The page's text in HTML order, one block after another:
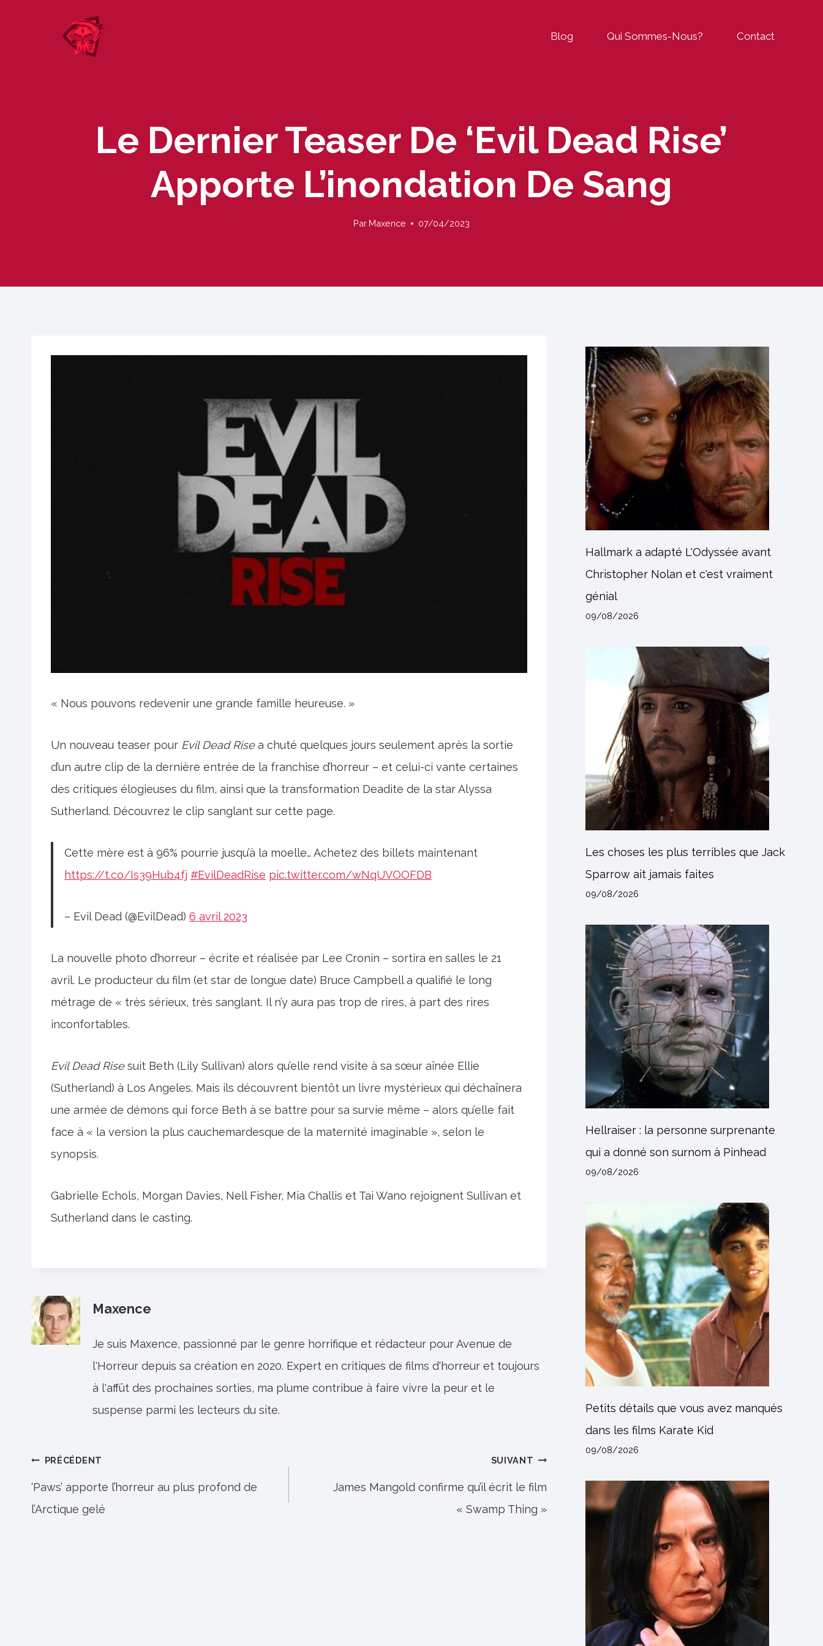
Blog Qui Sommes-Nous? Contact
Le Dernier Teaser De ‘Evil Dead Rise’
Apporte L’inondation De Sang
Par Maxence 07/04/2023
« Nous pouvons redevenir une grande famille heureuse. »
Un nouveau teaser pour Evil Dead Risea chuté quelques jours seulement après la sortie
d’un autre clip de la dernière entrée de la franchise d’horreur – et celui-ci vante certaines
des critiques élogieuses du film, ainsi que la transformation Deadite de la star Alyssa
Sutherland. Découvrez le clip sanglant sur cette page.
Cette mère est à 96% pourrie jusqu’à la moelle… Achetez des billets maintenant
https://t.co/Is39Hub4fj #EvilDeadRise pic.twitter.com/wNqUVOOFDB
– Evil Dead (@EvilDead) 6 avril 2023
La nouvelle photo d’horreur – écrite et réalisée par Lee Cronin – sortira en salles le 21
avril. Le producteur du film (et star de longue date) Bruce Campbell a qualifié le long
métrage de « très sérieux, très sanglant. Il n’y aura pas trop de rires, à part des rires
inconfortables.
Evil Dead Risesuit Beth (Lily Sullivan) alors qu’elle rend visite à sa sœur aînée Ellie
(Sutherland) à Los Angeles. Mais ils découvrent bientôt un livre mystérieux qui déchaînera
une armée de démons qui force Beth à se battre pour sa survie même – alors qu’elle fait
face à « la version la plus cauchemardesque de la maternité imaginable », selon le
synopsis.
Gabrielle Echols, Morgan Davies, Nell Fisher, Mia Challis et Tai Wano rejoignent Sullivan et
Sutherland dans le casting.
Maxence
Je suis Maxence, passionné par le genre horrifique et rédacteur pour Avenue de
l'Horreur depuis sa création en 2020. Expert en critiques de films d'horreur et toujours
à l'affût des prochaines sorties, ma plume contribue à faire vivre la peur et le
suspense parmi les lecteurs du site.
Navigation
de
l’article
PRÉCÉDENT
‘Paws’ apporte l’horreur au plus profond de
l’Arctique gelé
SUIVANT
James Mangold confirme qu’il écrit le film
« Swamp Thing »
Hallmark a adapté L'Odyssée avant
Christopher Nolan et c'est vraiment
génial
09/08/2026
Les choses les plus terribles que Jack
Sparrow ait jamais faites
09/08/2026
Hellraiser : la personne surprenante
qui a donné son surnom à Pinhead
09/08/2026
Petits détails que vous avez manqués
dans les films Karate Kid
09/08/2026